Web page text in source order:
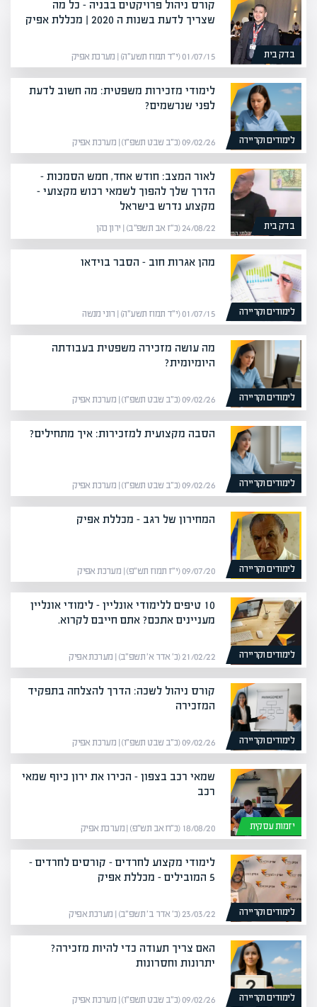
בדק בית
קורס ניהול פרויקטים בבניה – כל מה
שצריך לדעת בשנות ה 2020 | מכללת אפיק
01/07/15 (י״ד תמוז תשע״ה) | מערכת אפיק
לימודים וקריירה
לימודי מזכירות משפטית: מה חשוב לדעת
לפני שנרשמים?
09/02/26 (כ״ב שבט תשפ״ו) | מערכת אפיק
בדק בית
לאור המצב: חודש אחד, חמש הסמכות –
הדרך שלך להפוך לשמאי רכוש מקצועי –
מקצוע נדרש בישראל
24/08/22 (כ״ז אב תשפ״ב) | ירון כהן
לימודים וקריירה
מהן אגרות חוב – הסבר בוידאו
01/07/15 (י״ד תמוז תשע״ה) | רוני מנשה
לימודים וקריירה
מה עושה מזכירה משפטית בעבודתה
היומיומית?
09/02/26 (כ״ב שבט תשפ״ו) | מערכת אפיק
לימודים וקריירה
הסבה מקצועית למזכירות: איך מתחילים?
09/02/26 (כ״ב שבט תשפ״ו) | מערכת אפיק
לימודים וקריירה
המחירון של רגב – מכללת אפיק
09/07/20 (י״ז תמוז תש״פ) | מערכת אפיק
לימודים וקריירה
10 טיפים ללימודי אונליין – לימודי אונליין
מעניינים אתכם? אתם חייבם לקרוא.
21/02/22 (כ׳ אדר א׳ תשפ״ב) | מערכת אפיק
לימודים וקריירה
קורס ניהול לשכה: הדרך להצלחה בתפקיד
המזכירה
09/02/26 (כ״ב שבט תשפ״ו) | מערכת אפיק
יזמות עסקית
שמאי רכב בצפון – הכירו את ירון כיוף שמאי
רכב
18/08/20 (כ״ח אב תש״פ) | מערכת אפיק
לימודים וקריירה
לימודי מקצוע לחרדים – קורסים לחרדים –
5 המובילים – מכללת אפיק
23/03/22 (כ׳ אדר ב׳ תשפ״ב) | מערכת אפיק
לימודים וקריירה
האם צריך תעודה כדי להיות מזכירה?
יתרונות וחסרונות
09/02/26 (כ״ב שבט תשפ״ו) | מערכת אפיק